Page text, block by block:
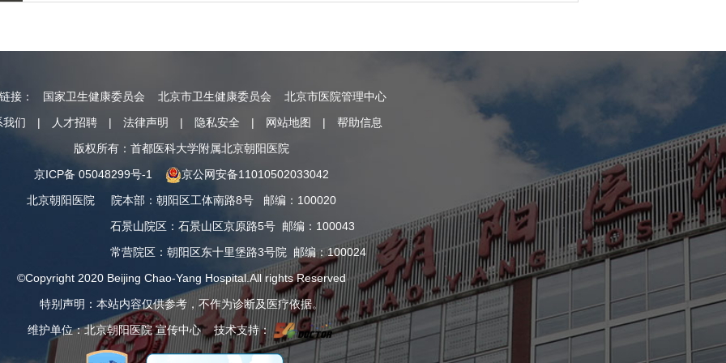
接： 国家卫生健康委员会 北京市卫生健康委员会
北京市医院管理中心
我们
| 人才招聘 | 法律声明 | 隐私安全 | 网站地图 |
帮助信息
版权所有：首都医科大学附属北京朝阳医院
京ICP备 05048299号-1
京公网安备11010502033042
北京朝阳医院
院本部 ： 朝阳区工体南路8号 邮编：100020
石景山院区 ： 石景山区京原路5号 邮编：100043
常营院区 ： 朝阳区东十里堡路3号院 邮编：100024
©Copyright 2020 Beijing Chao-Yang Hospital.All rights Reserved
特别声明：本站内容仅供参考，不作为诊断及医疗依据。
维护单位：北京朝阳医院 宣传中心 技术支持：